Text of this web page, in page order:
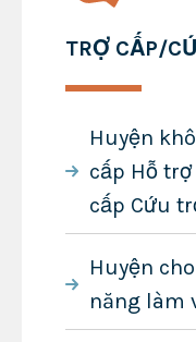
TRỢ CẤP/
Huyện
cấp Hỗ
cấp Cứu
Huyện
năng làm